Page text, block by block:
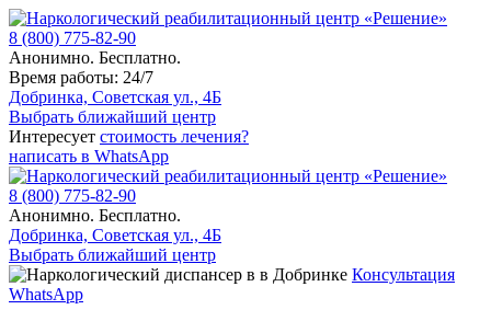
8 (800) 775-82-90
Анонимно. Бесплатно.
Время работы: 24/7
Добринка, Советская ул., 4Б
Выбрать ближайший центр
Интересует стоимость лечения?
написать в WhatsApp
8 (800) 775-82-90
Анонимно. Бесплатно.
Добринка, Советская ул., 4Б
Выбрать ближайший центр
Консультация
WhatsApp